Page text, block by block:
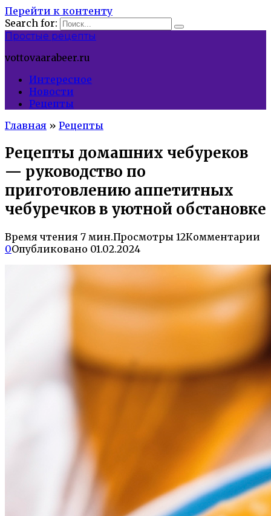
Перейти к контенту
Search for:
Простые рецепты
vottovaarabeer.ru
Интересное
Новости
Рецепты
Главная » Рецепты
Рецепты домашних чебуреков
— руководство по
приготовлению аппетитных
чебуречков в уютной обстановке
Время чтения 7 мин.Просмотры 12Комментарии
0Опубликовано 01.02.2024